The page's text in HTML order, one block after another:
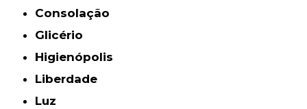
Consolação
Glicério
Higienópolis
Liberdade
Luz